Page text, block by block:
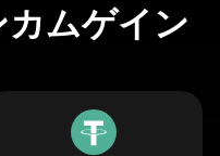
ムゲイン